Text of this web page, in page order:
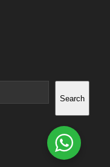
Search